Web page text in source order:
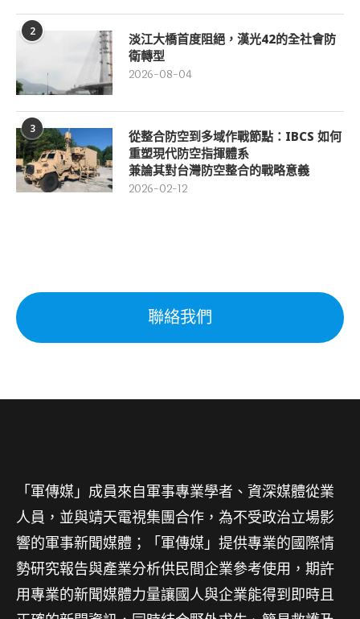
2
淡江大橋首度阻絕，漢光42的全社會防
衛轉型
2026-08-04
3
從整合防空到多域作戰節點：IBCS 如何
重塑現代防空指揮體系
兼論其對台灣防空整合的戰略意義
2026-02-12
聯絡我們
「軍傳媒」成員來自軍事專業學者、資深媒體從業
人員，並與靖天電視集團合作，為不受政治立場影
響的軍事新聞媒體；「軍傳媒」提供專業的國際情
勢研究報告與產業分析供民間企業參考使用，期許
用專業的新聞媒體力量讓國人與企業能得到即時且